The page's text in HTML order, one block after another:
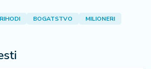
BOGATSTVO MILIONERI